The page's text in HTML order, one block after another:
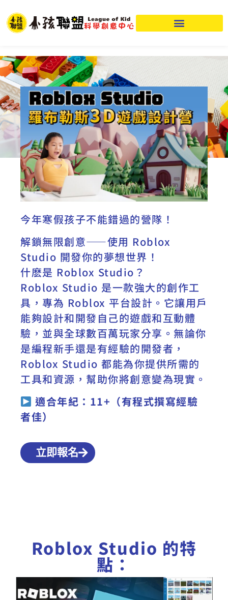
今年寒假孩子不能錯過的營隊！
解鎖無限創意——使用 Roblox
Studio 開發你的夢想世界！
什麽是 Roblox Studio？
Roblox Studio 是一款強大的創作工
具，專為 Roblox 平台設計。它讓用戶
能夠設計和開發自己的遊戲和互動體
驗，並與全球數百萬玩家分享。無論你
是編程新手還是有經驗的開發者，
Roblox Studio 都能為你提供所需的
工具和資源，幫助你將創意變為現實。
適合年紀：11+（有程式撰寫經驗
者佳）
立即報名
Roblox Studio 的特
點：